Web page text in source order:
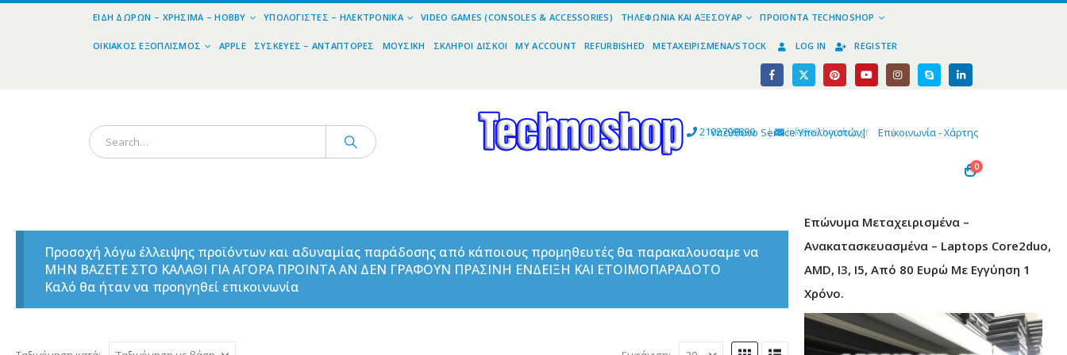
ΕΊΔΗ ΔΏΡΩΝ – ΧΡΉΣΙΜΑ – HOBBY ΥΠΟΛΟΓΙΣΤΈΣ – ΗΛΕΚΤΡΟΝΙΚΆ VIDEO GAMES (CONSOLES & ACCESSORIES) ΤΗΛΕΦΩΝΊΑ ΚΑΙ ΑΞΕΣΟΥΆΡ ΠΡΟΪΌΝΤΑ TECHNOSHOP
ΟΙΚΙΑΚΌΣ ΕΞΟΠΛΙΣΜΌΣ APPLE ΣΥΣΚΕΥΈΣ – ΑΝΤΆΠΤΟΡΕΣ ΜΟΥΣΙΚΉ ΣΚΛΗΡΟΊ ΔΊΣΚΟΙ MY ACCOUNT REFURBISHED ΜΕΤΑΧΕΙΡΙΣΜΈΝΑ/STOCK LOG IN REGISTER
2102799890 | info@technoshop,gr |
Υπεύθυνο Service Υπολογιστών| Επικοινωνία - Χάρτης
0
Προσοχή λόγω έλλειψης προϊόντων και αδυναμίας παράδοσης από κάποιους προμηθευτές θα παρακαλουσαμε να
ΜΗΝ ΒΑΖΕΤΕ ΣΤΟ ΚΑΛΑΘΙ ΓΙΑ ΑΓΟΡΑ ΠΡΟΙΝΤΑ ΑΝ ΔΕΝ ΓΡΑΦΟΥΝ ΠΡΑΣΙΝΗ ΕΝΔΕΙΞΗ ΚΑΙ ΕΤΟΙΜΟΠΑΡΑΔΟΤΟ
Καλό θα ήταν να προηγηθεί επικοινωνία
Επώνυμα Μεταχειρισμένα –
Ανακατασκευασμένα – Laptops Core2duo,
AMD, I3, I5, Από 80 Ευρώ Με Εγγύηση 1
Χρόνο.